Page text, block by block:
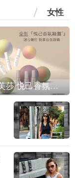
女性
IPSA茵芙莎 悦己香氛凝露上市